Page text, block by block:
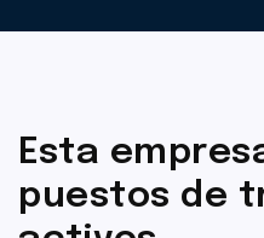
Esta
puestos de